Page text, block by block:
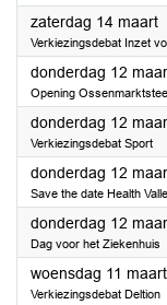
zaterdag 14 maart
Verkiezingsdebat Inzet
donderdag 12
Opening
donderdag 12
Verkiezingsdebat Sport
donderdag 12
Save the date Health
donderdag 12
Dag voor het Ziekenhuis
woensdag 11 maart
Verkiezingsdebat Deltion